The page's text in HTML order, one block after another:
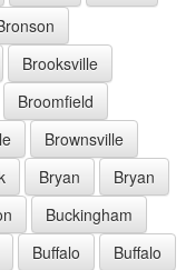
Brooksville
Broomfield
Brownsville
Bryan
Bryan
Buckingham
Buffalo
Buffalo